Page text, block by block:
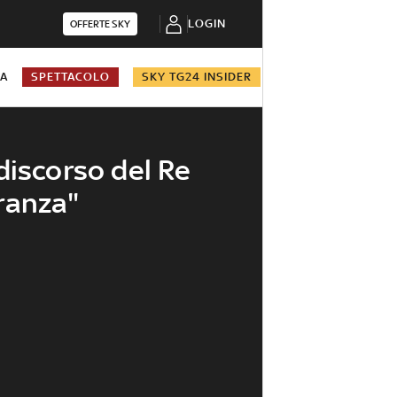
OFFERTE SKY LOGIN
SPETTACOLO SKY TG24 INSIDER
del Re